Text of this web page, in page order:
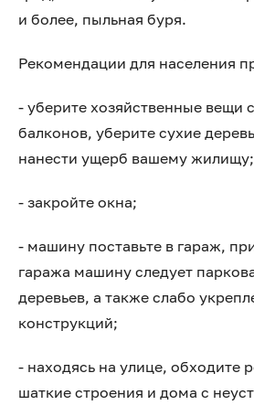
и более, пыльная буря.
Рекомендации для населения
- уберите хозяйственные вещи
балконов, уберите сухие
нанести ущерб вашему жилищу;
- закройте окна;
- машину поставьте в гараж,
гаража машину следует
деревьев, а также слабо
конструкций;
- находясь на улице, обходите
шаткие строения и дома с